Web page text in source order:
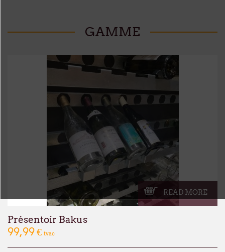
GAMME
READ MORE
Présentoir Bakus
99,99 € tvac